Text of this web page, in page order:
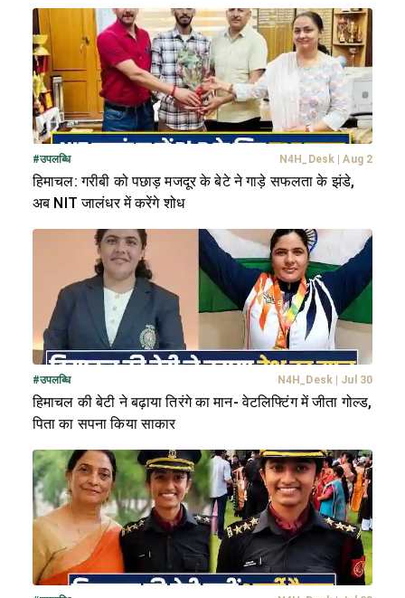
#उपलब्धि N4H_Desk Aug 2
हिमाचल: गरीबी को पछाड़ मजदूर के बेटे ने गाड़े सफलता के झंडे,
अब NIT जालंधर में करेंगे शोध
#उपलब्धि N4H_Desk| Jul 30
हिमाचल की बेटी ने बढ़ाया तिरंगे का मान- वेटलिफ्टिंग में जीता गोल्ड,
पिता का सपना किया साकार